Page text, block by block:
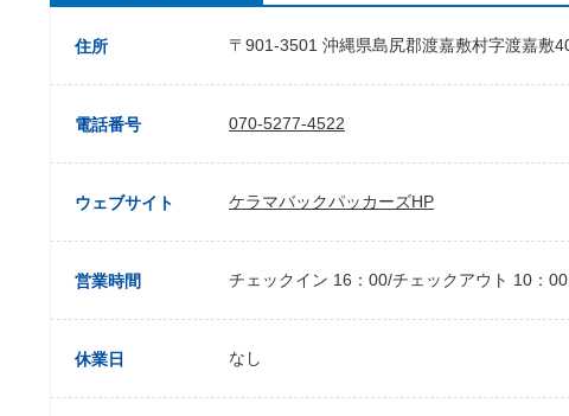
住所 〒901-3501 沖縄県島尻郡渡嘉敷村字渡嘉敷
電話番号 070-5277-4522
ウェブサイト ケラマバックパッカーズHP
営業時間 チェックイン 16：00/チェックアウト 10：00
休業日 なし